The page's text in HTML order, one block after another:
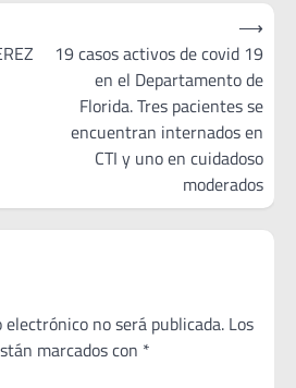
19 casos activos de covid 19
en el Departamento de
Florida. Tres pacientes se
encuentran internados en
CTI y uno en cuidadoso
moderados
⟶
no será publicada. Los
marcados con *